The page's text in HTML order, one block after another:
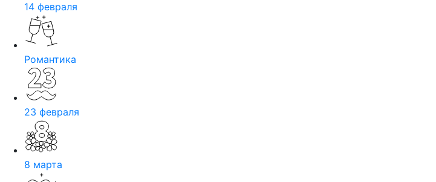
14 февраля
Романтика
23 февраля
8 марта